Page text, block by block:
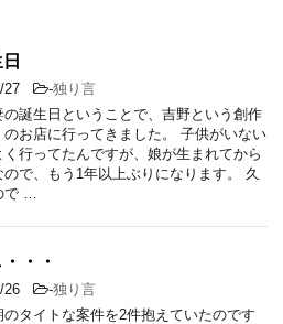
27 -独り言
の誕生日ということで、吉野という創作
のお店に行ってきました。 子供がいない
行ってたんですが、娘が生まれてから
ので、もう1年以上ぶりになります。 久
で …
・・
26 -独り言
のタイトな案件を2件抱えていたのです